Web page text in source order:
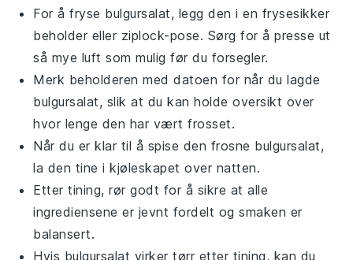
For å fryse bulgursalat, legg den i en frysesikker
beholder eller ziplock-pose. Sørg for å presse ut
så mye luft som mulig før du forsegler.
Merk beholderen med datoen for når du lagde
bulgursalat, slik at du kan holde oversikt over
hvor lenge den har vært frosset.
Når du er klar til å spise den frosne bulgursalat,
la den tine i kjøleskapet over natten.
Etter tining, rør godt for å sikre at alle
ingrediensene er jevnt fordelt og smaken er
balansert.
Hvis bulgursalat virker tørr etter tining, kan du